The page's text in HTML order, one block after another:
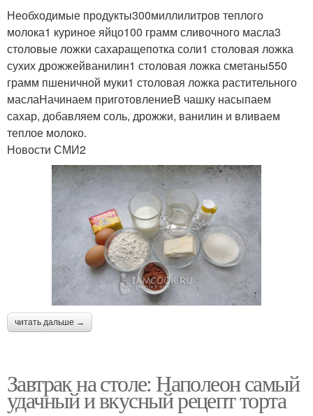
Необходимые продукты300миллилитров теплого
молока1 куриное яйцо100 грамм сливочного масла3
столовые ложки сахаращепотка соли1 столовая ложка
сухих дрожжейванилин1 столовая ложка сметаны550
грамм пшеничной муки1 столовая ложка растительного
маслаНачинаем приготовлениеВ чашку насыпаем
сахар, добавляем соль, дрожжи, ванилин и вливаем
теплое молоко.
Новости СМИ2
читать дальше →
Завтрак на столе: Наполеон самый
удачный и вкусный рецепт торта